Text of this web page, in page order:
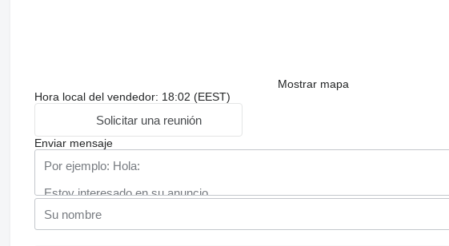
Mostrar mapa
Hora local del vendedor: 18:02 (EEST)
Solicitar una reunión
Enviar mensaje